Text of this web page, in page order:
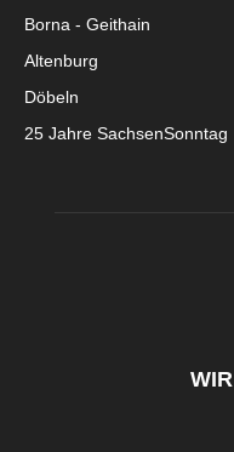
Borna - Geithain
Altenburg
Döbeln
25 Jahre SachsenSonntag